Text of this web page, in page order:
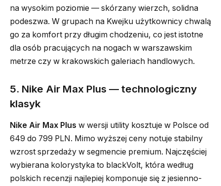
na wysokim poziomie — skórzany wierzch, solidna
podeszwa. W grupach na Kwejku użytkownicy chwalą
go za komfort przy długim chodzeniu, co jest istotne
dla osób pracujących na nogach w warszawskim
metrze czy w krakowskich galeriach handlowych.
5. Nike Air Max Plus — technologiczny
klasyk
Nike Air Max Plus w wersji utility kosztuje w Polsce od
649 do 799 PLN. Mimo wyższej ceny notuje stabilny
wzrost sprzedaży w segmencie premium. Najczęściej
wybierana kolorystyka to blackVolt, która według
polskich recenzji najlepiej komponuje się z jesienno-